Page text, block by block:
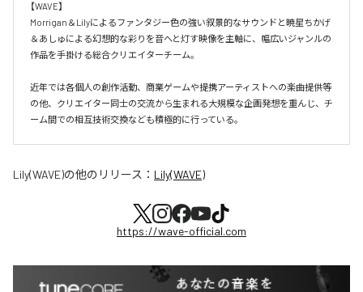
【WAVE】
Morrigan＆Lilyによるファンタジー色の強い叙景的なサウンドと暁星ちかげ
＆あしゅによる幻想的な彩りを音へと灯す映像を主軸に、幅広いジャンルの
作品を手掛ける総合クリエイターチーム。
近年では各個人の創作活動、商業ゲームや提携アーティストへの楽曲提供等
の他、クリエイター同士の交流から生まれる大規模な企画発想を重んじ、チ
ーム間での相互技術交換なども積極的に行っている。
Lily(WAVE)の他のリリース： Lily(WAVE)
https://wave-official.com